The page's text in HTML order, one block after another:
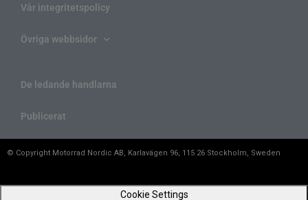
Vår integritetspolicy
Övriga webbsidor
De ledande handlarna
Publicerat
© Copyright Motorrad Nordic AB, Karlavägen 96, 115 26 Stockholm, Sweden
Cookie Settings